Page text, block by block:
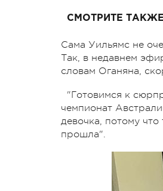
СМОТРИТЕ
Сама Уильямс не
Так, в недавнем
словам Оганяна,
"Готовимся к
чемпионат
девочка, потому
прошла".